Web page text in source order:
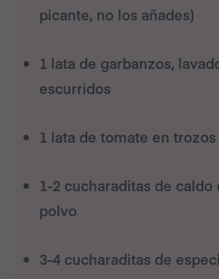
picante, no los añades)
1 lata de garbanzos,
escurridos
1 lata de tomate en trozos
1-2 cucharaditas de
polvo
3-4 cucharaditas de